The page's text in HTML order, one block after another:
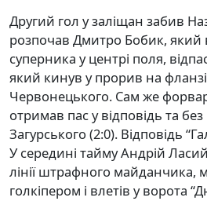
Другий гол у заліщан забив
розпочав Дмитро Бобик, який
суперника у центрі поля,
який кинув у прорив на
Червонецького. Сам же
отримав пас у відповідь та
Загурського (2:0). Відповідь
У середині тайму Андрій
лінії штрафного майданчика,
голкіпером і влетів у ворота